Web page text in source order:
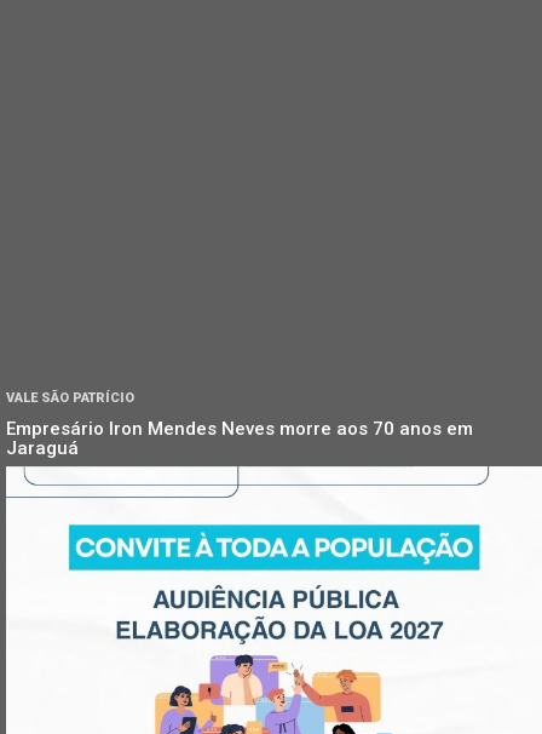
VALE SÃO PATRÍCIO
Empresário Iron Mendes Neves morre aos 70 anos em
Jaraguá